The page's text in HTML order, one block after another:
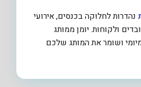
נהדרות לחלוקה בכנסים, אירועי
ולקוחות. יומן ממותג
ושומר את המותג שלכם